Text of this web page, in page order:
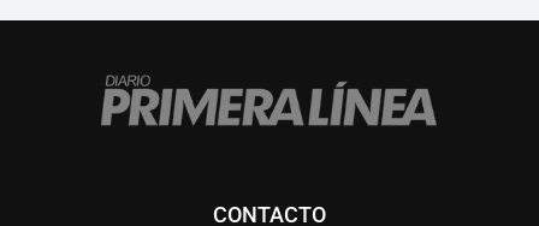
CONTACTO